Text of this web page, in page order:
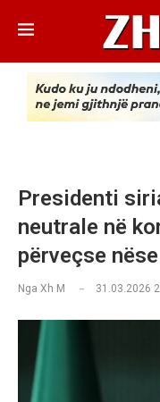
Presidenti
neutrale në
përveçse
Nga Xh M 31.03.2026